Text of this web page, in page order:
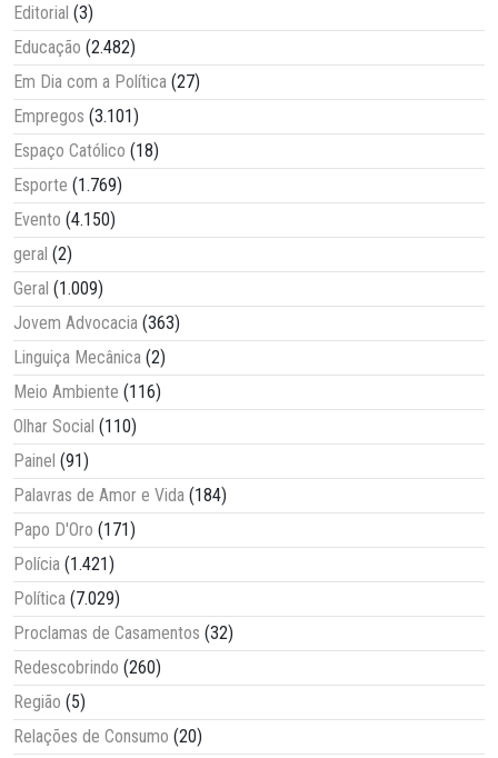
Editorial (3)
Educação (2.482)
Em Dia com a Política (27)
Empregos (3.101)
Espaço Católico (18)
Esporte (1.769)
Evento (4.150)
geral (2)
Geral (1.009)
Jovem Advocacia (363)
Linguiça Mecânica (2)
Meio Ambiente (116)
Olhar Social (110)
Painel (91)
Palavras de Amor e Vida (184)
Papo D'Oro (171)
Polícia (1.421)
Política (7.029)
Proclamas de Casamentos (32)
Redescobrindo (260)
Região (5)
Relações de Consumo (20)